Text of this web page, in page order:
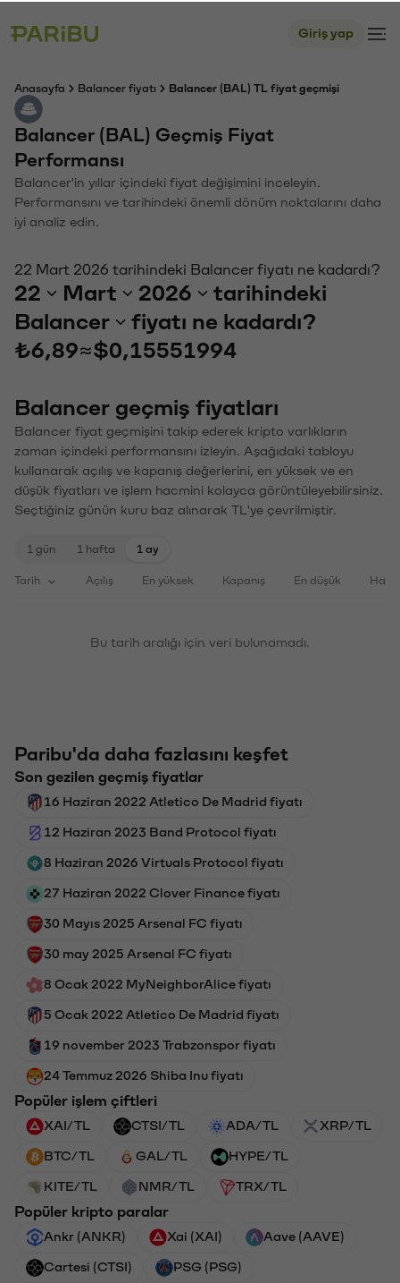
Giriş yap
Anasayfa Balancer fiyatı Balancer (BAL) TL fiyat geçmişi
Balancer (BAL) Geçmiş Fiyat
Performansı
Balancer'in yıllar içindeki fiyat değişimini inceleyin.
Performansını ve tarihindeki önemli dönüm noktalarını daha
iyi analiz edin.
22 Mart 2026 tarihindeki Balancer fiyatı ne kadardı?
22 Mart 2026
tarihindeki
Balancer
fiyatı ne kadardı?
₺6,89≈$0,15551994
Balancer geçmiş fiyatları
Balancer fiyat geçmişini takip ederek kripto varlıkların
zaman içindeki performansını izleyin. Aşağıdaki tabloyu
kullanarak açılış ve kapanış değerlerini, en yüksek ve en
düşük fiyatları ve işlem hacmini kolayca görüntüleyebilirsiniz.
Seçtiğiniz günün kuru baz alınarak TL'ye çevrilmiştir.
1 gün 1 hafta 1 ay
Tarih Açılış En yüksek Kapanış En düşük
Bu tarih aralığı için veri bulunamadı.
Paribu'da daha fazlasını keşfet
Son gezilen geçmiş fiyatlar
16 Haziran 2022 Atletico De Madrid fiyatı
12 Haziran 2023 Band Protocol fiyatı
8 Haziran 2026 Virtuals Protocol fiyatı
27 Haziran 2022 Clover Finance fiyatı
30 Mayıs 2025 Arsenal FC fiyatı
30 may 2025 Arsenal FC fiyatı
8 Ocak 2022 MyNeighborAlice fiyatı
5 Ocak 2022 Atletico De Madrid fiyatı
19 november 2023 Trabzonspor fiyatı
24 Temmuz 2026 Shiba Inu fiyatı
Popüler işlem çiftleri
XAI/TL CTSI/TL ADA/TL XRP/TL
BTC/TL GAL/TL HYPE/TL
KITE/TL NMR/TL TRX/TL
Popüler kripto paralar
Ankr (ANKR) Xai (XAI) Aave (AAVE)
Cartesi (CTSI) PSG (PSG)